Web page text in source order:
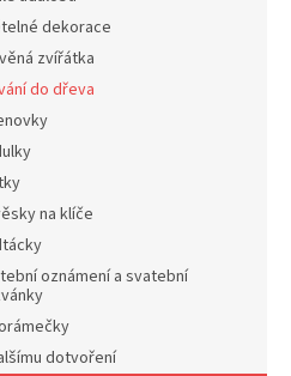
dekorace
zvířátka
do dřeva
na klíče
oznámení a svatební
dotvoření